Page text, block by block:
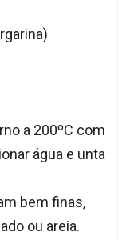
a 200ºC com
água e unta
bem finas,
ou areia.